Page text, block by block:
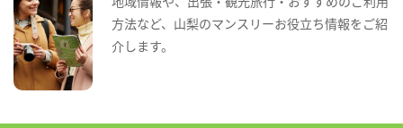
方法など、山梨のマンスリーお役立ち情報をご紹
介します。